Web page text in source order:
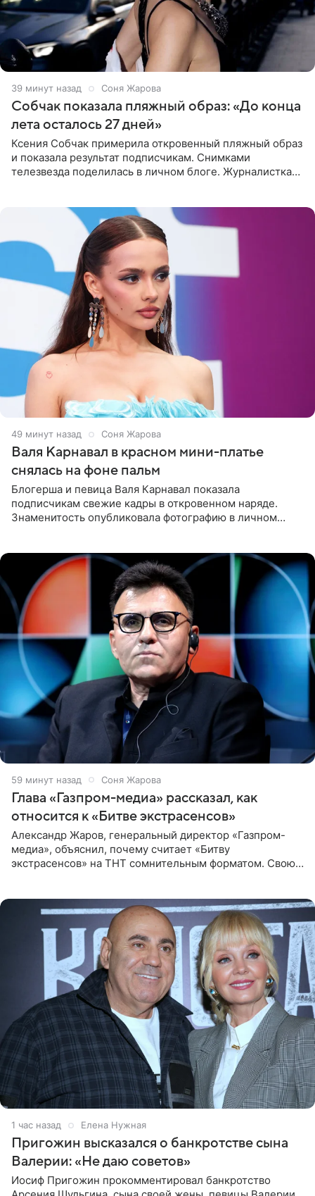
39 минут назад Соня Жарова
Собчак показала пляжный образ: «До конца
лета осталось 27 дней»
Ксения Собчак примерила откровенный пляжный образ
и показала результат подписчикам. Снимками
телезвезда поделилась в личном блоге. Журналистка
49 минут назад Соня Жарова
Валя Карнавал в красном мини-платье
снялась на фоне пальм
Блогерша и певица Валя Карнавал показала
подписчикам свежие кадры в откровенном наряде.
Знаменитость опубликовала фотографию в личном
59 минут назад Соня Жарова
Глава «Газпром-медиа» рассказал, как
относится к «Битве экстрасенсов»
Александр Жаров, генеральный директор «Газпром-
медиа», объяснил, почему считает «Битву
экстрасенсов» на ТНТ сомнительным форматом. Свою
1 час назад Елена Нужная
Пригожин высказался о банкротстве сына
Валерии: «Не даю советов»
Иосиф Пригожин прокомментировал банкротство